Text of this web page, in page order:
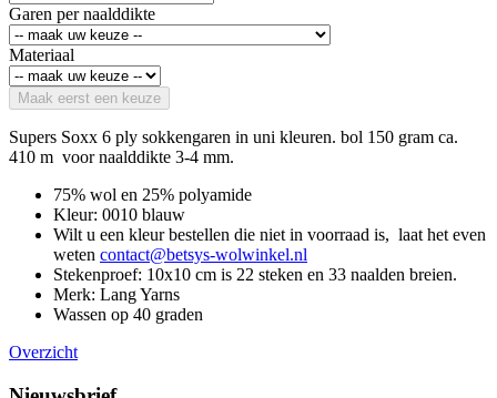
Garen per naalddikte
Materiaal
Maak eerst een keuze
Supers Soxx 6 ply sokkengaren in uni kleuren. bol 150 gram ca.
410 m voor naalddikte 3-4 mm.
75% wol en 25% polyamide
Kleur: 0010 blauw
Wilt u een kleur bestellen die niet in voorraad is, laat het even
weten contact@betsys-wolwinkel.nl
Stekenproef: 10x10 cm is 22 steken en 33 naalden breien.
Merk: Lang Yarns
Wassen op 40 graden
Overzicht